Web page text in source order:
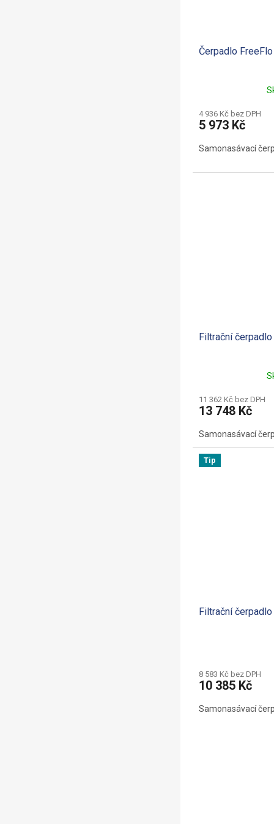
Čerpadlo
4 936 Kč bez DPH
5 973 Kč
Samonasávací
Filtrační
11 362 Kč bez DPH
13 748 Kč
Samonasávací
Tip
Filtrační
8 583 Kč bez DPH
10 385 Kč
Samonasávací